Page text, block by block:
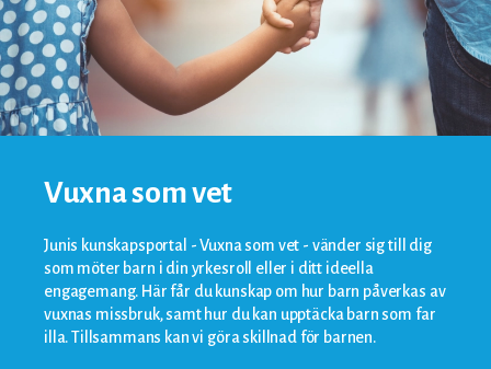
Vuxna som vet
Junis kunskapsportal - Vuxna som vet - vänder sig till dig
som möter barn i din yrkesroll eller i ditt ideella
engagemang. Här får du kunskap om hur barn påverkas av
vuxnas missbruk, samt hur du kan upptäcka barn som far
illa. Tillsammans kan vi göra skillnad för barnen.